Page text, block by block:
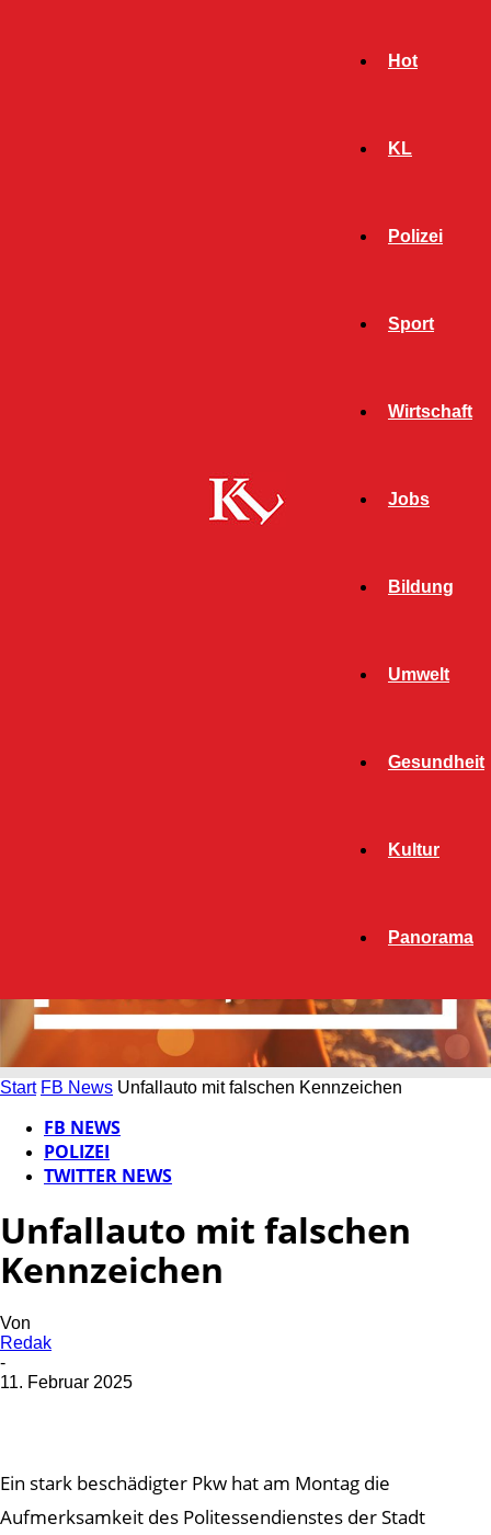
Hot
KL
Polizei
Sport
Wirtschaft
Jobs
Bildung
Umwelt
Gesundheit
Kultur
Panorama
Start FB News Unfallauto mit falschen Kennzeichen
FB NEWS
POLIZEI
TWITTER NEWS
Unfallauto mit falschen
Kennzeichen
Von
Redak
-
11. Februar 2025
Ein stark beschädigter Pkw hat am Montag die
Aufmerksamkeit des Politessendienstes der Stadt